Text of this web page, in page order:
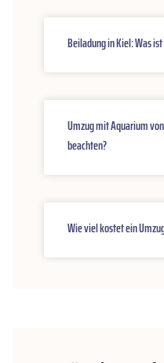
Beiladung in Kiel: Was
Umzug mit Aquarium
beachten?
Wie viel kostet ein